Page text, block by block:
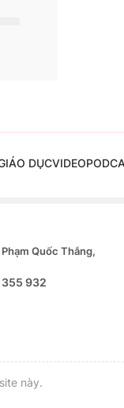
DỤCVIDEO
Quốc Thắng,
932
này.